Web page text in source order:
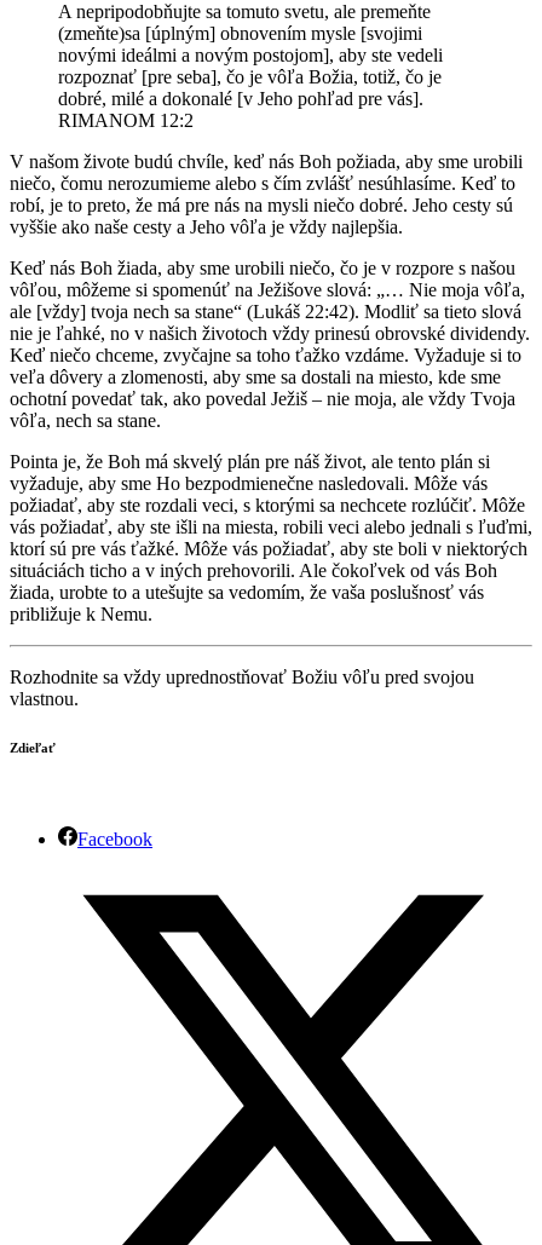
A nepripodobňujte sa tomuto svetu, ale premeňte
(zmeňte)sa [úplným] obnovením mysle [svojimi
novými ideálmi a novým postojom], aby ste vedeli
rozpoznať [pre seba], čo je vôľa Božia, totiž, čo je
dobré, milé a dokonalé [v Jeho pohľad pre vás].
RIMANOM 12:2
V našom živote budú chvíle, keď nás Boh požiada, aby sme urobili
niečo, čomu nerozumieme alebo s čím zvlášť nesúhlasíme. Keď to
robí, je to preto, že má pre nás na mysli niečo dobré. Jeho cesty sú
vyššie ako naše cesty a Jeho vôľa je vždy najlepšia.
Keď nás Boh žiada, aby sme urobili niečo, čo je v rozpore s našou
vôľou, môžeme si spomenúť na Ježišove slová: „… Nie moja vôľa,
ale [vždy] tvoja nech sa stane“ (Lukáš 22:42). Modliť sa tieto slová
nie je ľahké, no v našich životoch vždy prinesú obrovské dividendy.
Keď niečo chceme, zvyčajne sa toho ťažko vzdáme. Vyžaduje si to
veľa dôvery a zlomenosti, aby sme sa dostali na miesto, kde sme
ochotní povedať tak, ako povedal Ježiš – nie moja, ale vždy Tvoja
vôľa, nech sa stane.
Pointa je, že Boh má skvelý plán pre náš život, ale tento plán si
vyžaduje, aby sme Ho bezpodmienečne nasledovali. Môže vás
požiadať, aby ste rozdali veci, s ktorými sa nechcete rozlúčiť. Môže
vás požiadať, aby ste išli na miesta, robili veci alebo jednali s ľuďmi,
ktorí sú pre vás ťažké. Môže vás požiadať, aby ste boli v niektorých
situáciách ticho a v iných prehovorili. Ale čokoľvek od vás Boh
žiada, urobte to a utešujte sa vedomím, že vaša poslušnosť vás
približuje k Nemu.
Rozhodnite sa vždy uprednostňovať Božiu vôľu pred svojou
vlastnou.
Zdieľať
Facebook